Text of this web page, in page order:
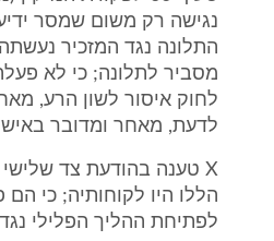
נגישה רק משום שמסר
מסביר לתלונה; כי לא
לחוק איסור לשון הרע,
לדעת, מאחר ומדובר באיש
הללו היו לקוחותיה; כי
לפתיחת ההליך הפלילי